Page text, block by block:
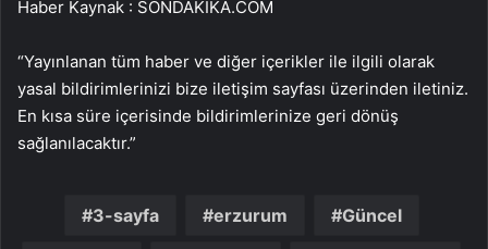
Haber Kaynak : SONDAKIKA.COM
“Yayınlanan tüm haber ve diğer içerikler ile ilgili olarak
yasal bildirimlerinizi bize iletişim sayfası üzerinden iletiniz.
En kısa süre içerisinde bildirimlerinize geri dönüş
sağlanılacaktır.”
3-sayfa erzurum Güncel